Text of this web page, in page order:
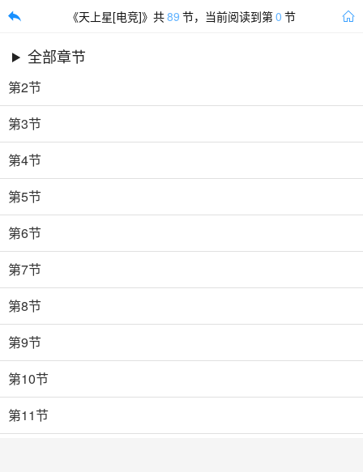
 《天上星[电竞]》共89 节，当前阅读到第0 节 
全部章节
第1节
第2节
第3节
第4节
第5节
第6节
第7节
第8节
第9节
第10节
第11节